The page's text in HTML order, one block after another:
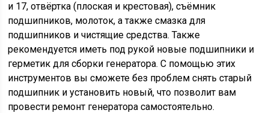
и 17, отвёртка (плоская и крестовая), съёмник
подшипников, молоток, а также смазка для
подшипников и чистящие средства. Также
рекомендуется иметь под рукой новые подшипники и
герметик для сборки генератора. С помощью этих
инструментов вы сможете без проблем снять старый
подшипник и установить новый, что позволит вам
провести ремонт генератора самостоятельно.